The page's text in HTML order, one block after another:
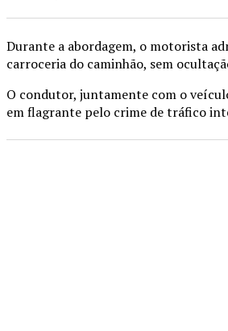
Durante a abordagem, o motorista
carroceria do caminhão, sem
O condutor, juntamente com o
em flagrante pelo crime de tráfico